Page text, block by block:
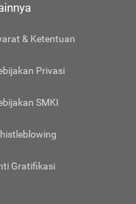
& Ketentuan
Privasi
SMKI
Gratifikasi